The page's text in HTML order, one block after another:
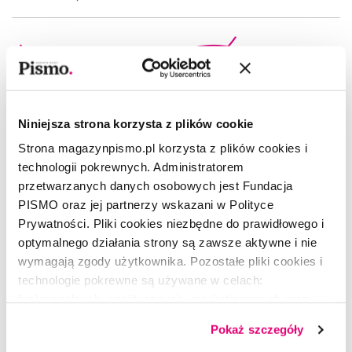
Niniejsza strona korzysta z plików cookie
Strona magazynpismo.pl korzysta z plików cookies i
technologii pokrewnych. Administratorem
przetwarzanych danych osobowych jest Fundacja
PISMO oraz jej partnerzy wskazani w Polityce
Prywatności. Pliki cookies niezbędne do prawidłowego i
optymalnego działania strony są zawsze aktywne i nie
wymagają zgody użytkownika. Pozostałe pliki cookies i
technologie pokrewne są używane w celach:
dobrowolną zgodę na pliki cookies i technologie
Pokaż szczegóły